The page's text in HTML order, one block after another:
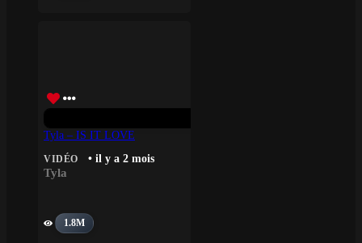
Tyla – IS IT LOVE
VIDÉO • il y a 2 mois
Tyla
1.8M